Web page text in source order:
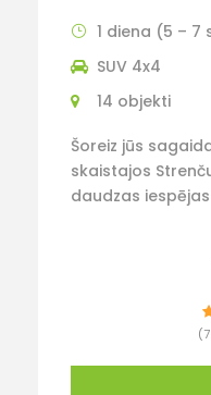
1 diena (5 – 7
SUV 4x4
14 objekti
Šoreiz jūs
skaistajos
daudzas